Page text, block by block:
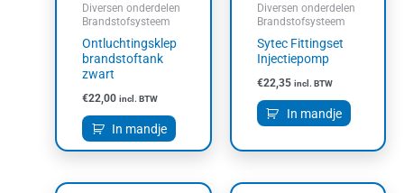
Diversen onderdelen
Brandstofsysteem
Ontluchtingsklep
brandstoftank
zwart
€22,00 incl. BTW
In mandje
Diversen onderdelen
Brandstofsysteem
Sytec Fittingset
Injectiepomp
€22,35 incl. BTW
In mandje